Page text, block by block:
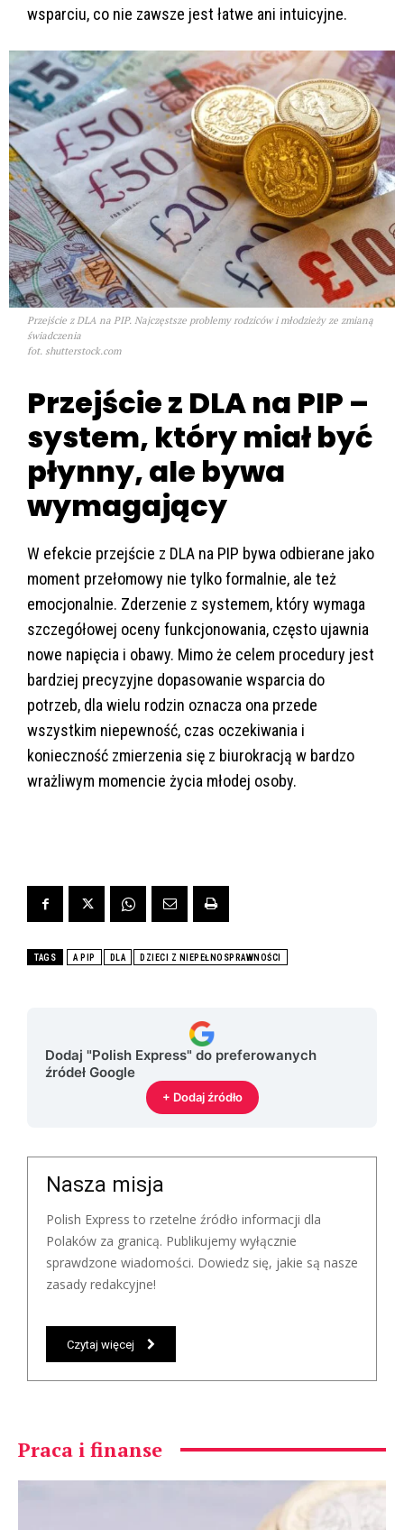
wsparciu, co nie zawsze jest łatwe ani intuicyjne.
Przejście z DLA na PIP. Najczęstsze problemy rodziców i młodzieży ze zmianą
świadczenia
fot. shutterstock.com
Przejście z DLA na PIP –
system, który miał być
płynny, ale bywa
wymagający
W efekcie przejście z DLA na PIP bywa odbierane jako
moment przełomowy nie tylko formalnie, ale też
emocjonalnie. Zderzenie z systemem, który wymaga
szczegółowej oceny funkcjonowania, często ujawnia
nowe napięcia i obawy. Mimo że celem procedury jest
bardziej precyzyjne dopasowanie wsparcia do
potrzeb, dla wielu rodzin oznacza ona przede
wszystkim niepewność, czas oczekiwania i
konieczność zmierzenia się z biurokracją w bardzo
wrażliwym momencie życia młodej osoby.
TAGS A PIP DLA DZIECI Z NIEPEŁNOSPRAWNOŚCI
Dodaj "Polish Express" do preferowanych
źródeł Google
+ Dodaj źródło
Nasza misja
Polish Express to rzetelne źródło informacji dla
Polaków za granicą. Publikujemy wyłącznie
sprawdzone wiadomości. Dowiedz się, jakie są nasze
zasady redakcyjne!
Czytaj więcej
Praca i finanse